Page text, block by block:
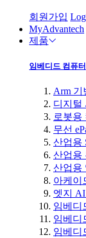
회원가입
MyAdvantech
제품
임베디드 컴퓨터
Arm 기
디지털
로봇용
무선
산업용
산업용
산업용
아케이
엣지
임베디
임베디
임베디